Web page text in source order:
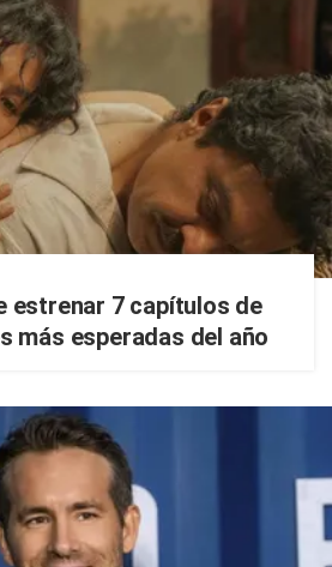
estrenar 7 capítulos de
más esperadas del año